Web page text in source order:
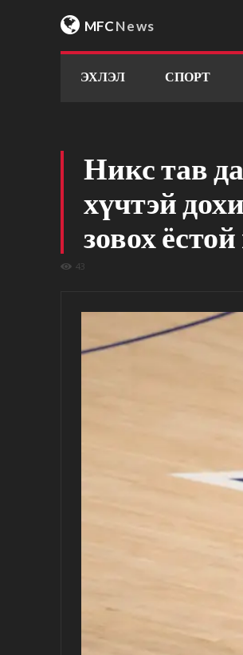
MFCNews
ЭХЛЭЛ СПОРТ
Никс тав
хүчтэй
зовох
43